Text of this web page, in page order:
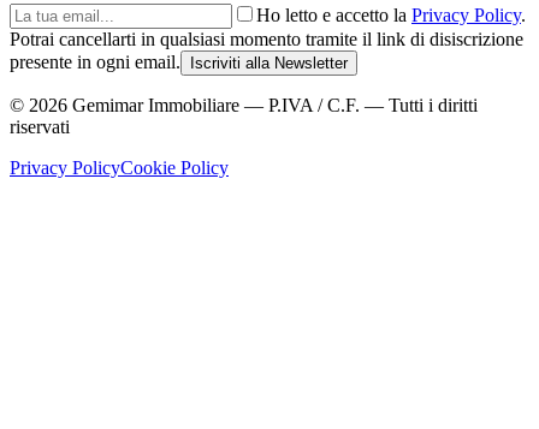
Ho letto e accetto la Privacy Policy.
Potrai cancellarti in qualsiasi momento tramite il link di disiscrizione
presente in ogni email.
Iscriviti alla Newsletter
© 2026 Gemimar Immobiliare — P.IVA / C.F. — Tutti i diritti
riservati
Privacy PolicyCookie Policy